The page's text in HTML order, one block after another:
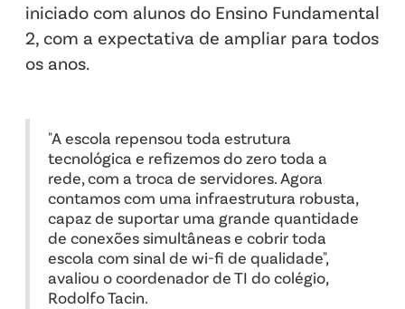
iniciado com alunos do Ensino Fundamental
2, com a expectativa de ampliar para todos
os anos.
"A escola repensou toda estrutura
tecnológica e refizemos do zero toda a
rede, com a troca de servidores. Agora
contamos com uma infraestrutura robusta,
capaz de suportar uma grande quantidade
de conexões simultâneas e cobrir toda
escola com sinal de wi-fi de qualidade",
avaliou o coordenador de TI do colégio,
Rodolfo Tacin.